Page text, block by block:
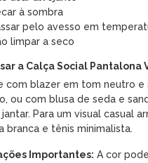
à sombra
pelo avesso em
limpar a seco
a Calça Social Pantalona
com blazer em tom neutro e
ou com blusa de seda e
Para um visual casual
branca e tênis minimalista.
Importantes: A cor